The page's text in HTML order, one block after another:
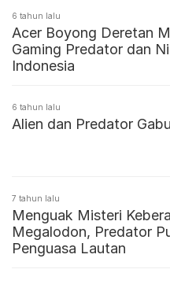
6 tahun lalu
Acer Boyong Deretan
Gaming Predator dan
Indonesia
6 tahun lalu
Alien dan Predator
7 tahun lalu
Menguak Misteri
Megalodon, Predator
Penguasa Lautan